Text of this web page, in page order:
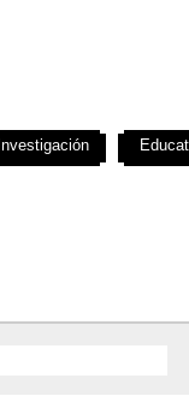
Investigación